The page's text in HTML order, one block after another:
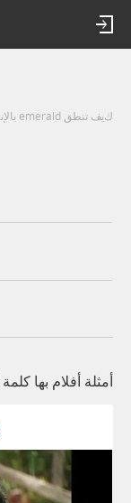
كيف تنطق emerald بالإنجليزية
أمثلة أفلام بها كلمة Emerald